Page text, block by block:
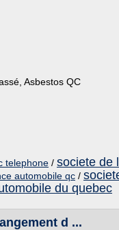
Asbestos QC
telephone / societe de l
automobile qc /
du quebec
d ...